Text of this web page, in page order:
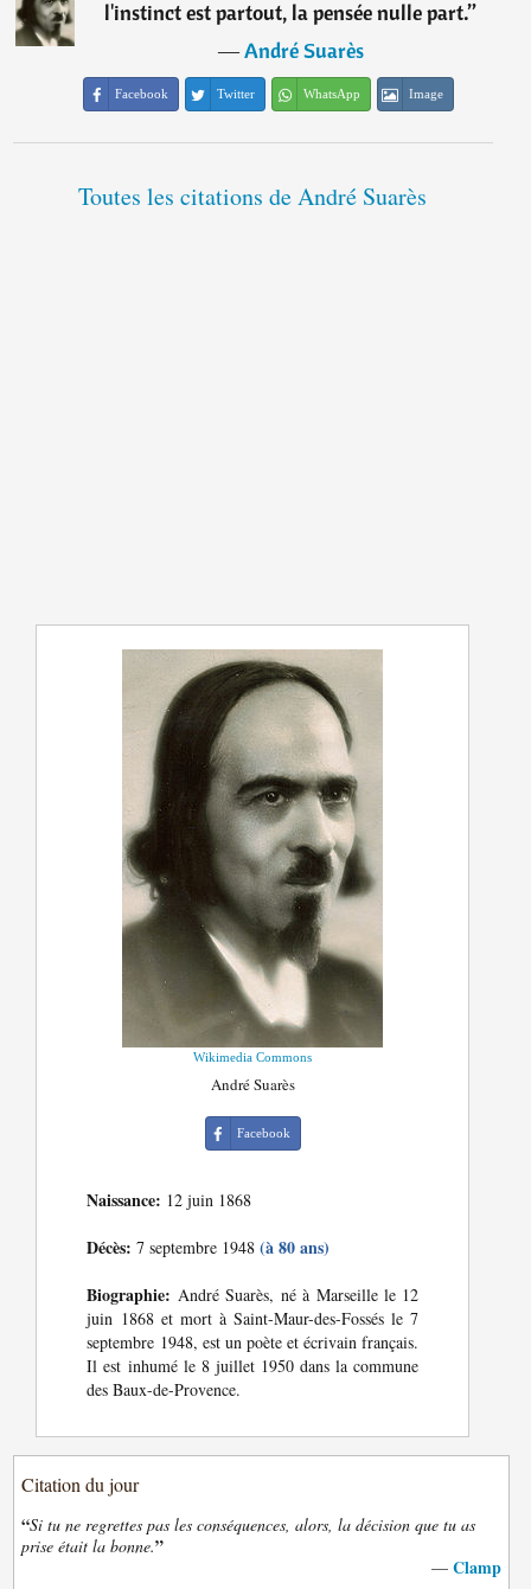
l'instinct est partout, la pensée nulle part.”
―André Suarès
Facebook Twitter WhatsApp Image
Toutes les citations de André Suarès
Wikimedia Commons
André Suarès
Facebook
Naissance: 12 juin 1868
Décès: 7 septembre 1948(à 80 ans)
Biographie: André Suarès, né à Marseille le 12
juin 1868 et mort à Saint-Maur-des-Fossés le 7
septembre 1948, est un poète et écrivain français.
Il est inhumé le 8 juillet 1950 dans la commune
des Baux-de-Provence.
Citation du jour
“Si tu ne regrettes pas les conséquences, alors, la décision que tu as
prise était la bonne.”
— Clamp